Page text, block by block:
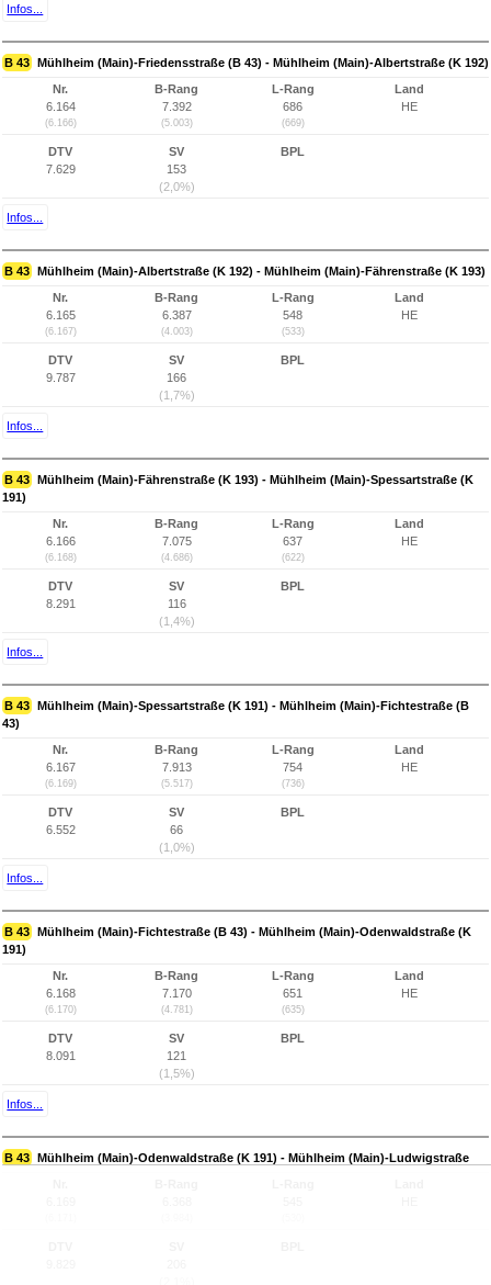
Infos...
B 43 Mühlheim (Main)-Friedensstraße (B 43) - Mühlheim (Main)-Albertstraße (K 192)
Nr.
6.164
(6.166)
B-Rang
7.392
(5.003)
L-Rang
686
(669)
Land
HE
DTV
7.629
SV
153
(2,0%)
BPL
Infos...
B 43 Mühlheim (Main)-Albertstraße (K 192) - Mühlheim (Main)-Fährenstraße (K 193)
Nr.
6.165
(6.167)
B-Rang
6.387
(4.003)
L-Rang
548
(533)
Land
HE
DTV
9.787
SV
166
(1,7%)
BPL
Infos...
B 43 Mühlheim (Main)-Fährenstraße (K 193) - Mühlheim (Main)-Spessartstraße (K
191)
Nr.
6.166
(6.168)
B-Rang
7.075
(4.686)
L-Rang
637
(622)
Land
HE
DTV
8.291
SV
116
(1,4%)
BPL
Infos...
B 43 Mühlheim (Main)-Spessartstraße (K 191) - Mühlheim (Main)-Fichtestraße (B
43)
Nr.
6.167
(6.169)
B-Rang
7.913
(5.517)
L-Rang
754
(736)
Land
HE
DTV
6.552
SV
66
(1,0%)
BPL
Infos...
B 43 Mühlheim (Main)-Fichtestraße (B 43) - Mühlheim (Main)-Odenwaldstraße (K
191)
Nr.
6.168
(6.170)
B-Rang
7.170
(4.781)
L-Rang
651
(635)
Land
HE
DTV
8.091
SV
121
(1,5%)
BPL
Infos...
B 43 Mühlheim (Main)-Odenwaldstraße (K 191) - Mühlheim (Main)-Ludwigstraße